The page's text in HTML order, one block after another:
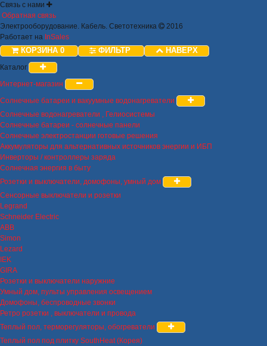
Связь с нами
Обратная связь
Электрооборудование. Кабель. Светотехника
2016
Работает на InSales
КОРЗИНА 0 ФИЛЬТР НАВЕРХ
Каталог
Интернет-магазин
Солнечные батареи и вакуумные водонагреватели
Солнечные водонагреватели , Гелиосистемы
Солнечные батареи - солнечные панели
Солнечные электростанции готовые решения
Аккумуляторы для альтернативных источников энергии и ИБП
Инверторы / контроллеры заряда
Солнечная энергия в быту
Розетки и выключатели, домофоны, умный дом
Сенсорные выключатели и розетки
Legrand
Schneider Electric
ABB
Simon
Lezard
IEK
GIRA
Розетки и выключатели наружние
Умный дом, пульты управления освещением
Домофоны, беспроводные звонки
Ретро розетки , выключатели и провода
Теплый пол, терморегуляторы, обогреватели
Теплый пол под плитку SouthHeat (Корея)